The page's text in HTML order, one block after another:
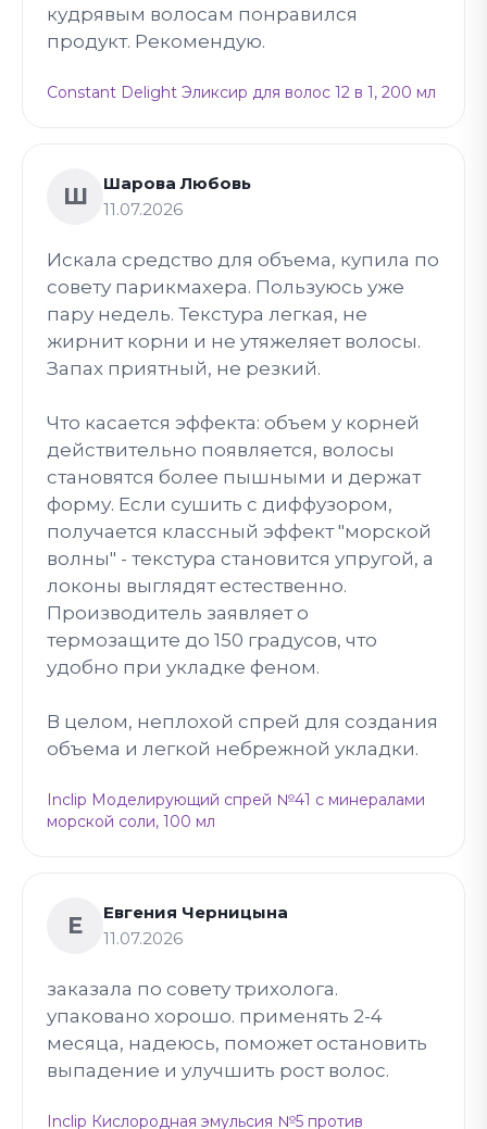
кудрявым волосам понравился
продукт. Рекомендую.
Constant Delight Эликсир для волос 12 в 1, 200 мл
Ш
Шарова Любовь
11.07.2026
Искала средство для объема, купила по
совету парикмахера. Пользуюсь уже
пару недель. Текстура легкая, не
жирнит корни и не утяжеляет волосы.
Запах приятный, не резкий.
Что касается эффекта: объем у корней
действительно появляется, волосы
становятся более пышными и держат
форму. Если сушить с диффузором,
получается классный эффект "морской
волны" - текстура становится упругой, а
локоны выглядят естественно.
Производитель заявляет о
термозащите до 150 градусов, что
удобно при укладке феном.
В целом, неплохой спрей для создания
объема и легкой небрежной укладки.
Inclip Моделирующий спрей №41 с минералами
морской соли, 100 мл
Е
Евгения Черницына
11.07.2026
заказала по совету трихолога.
упаковано хорошо. применять 2-4
месяца, надеюсь, поможет остановить
выпадение и улучшить рост волос.
Inclip Кислородная эмульсия №5 против